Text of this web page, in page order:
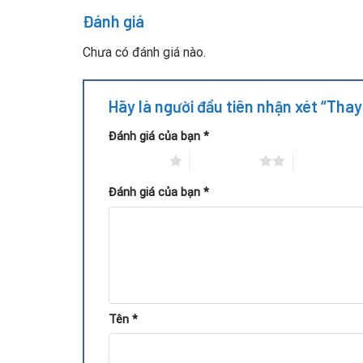
Đánh giá
Chưa có đánh giá nào.
Hãy là người đầu tiên nhận xét
Đánh giá của bạn *
Đánh giá của bạn *
Tên *